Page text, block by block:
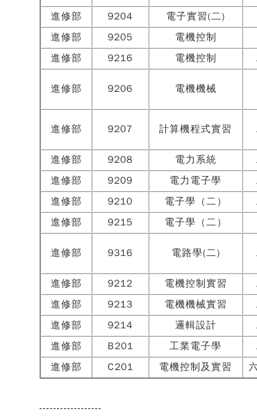
進修部
9204 電子實習(二)
進修部
9205 電機控制
進修部
9216 電機控制
進修部 9206 電機機械
進修部 9207 計算機程式實習
進修部
9208 電力系統
進修部
9209 電力電子學
進修部
9210 電子學（二）
進修部
9215 電子學（二）
進修部 9316 電路學(二)
進修部 9212 電機控制實習
進修部
9213 電機機械實習
進修部
9214 邏輯設計
進修部
B201 工業電子學
進修部
C201 電機控制及實習
------------------